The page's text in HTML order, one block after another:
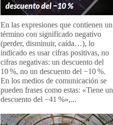
descuento del −10 %
En las expresiones que contienen un
término con significado negativo
(perder, disminuir, caída…), lo
indicado es usar cifras positivas, no
cifras negativas: un descuento del
10 %, no un descuento del −10 %.
En los medios de comunicación se
pueden frases como estas: «Tiene un
descuento del −41 %»,...